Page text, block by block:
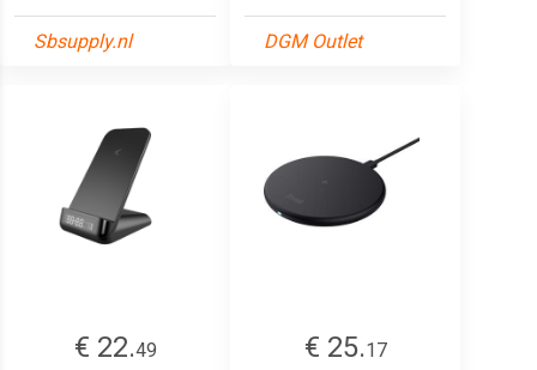
Sbsupply.nl DGM Outlet
€ 22.49
€ 25.17